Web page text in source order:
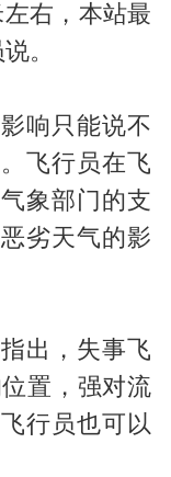
右，本站最
。
响只能说不
飞行员在飞
象部门的支
劣天气的影
出，失事飞
置，强对流
行员也可以